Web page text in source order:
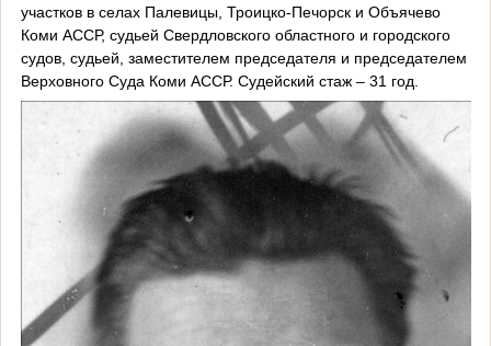
участков в селах Палевицы, Троицко-Печорск и Объячево
Коми АССР, судьей Свердловского областного и городского
судов, судьей, заместителем председателя и председателем
Верховного Суда Коми АССР. Судейский стаж – 31 год.